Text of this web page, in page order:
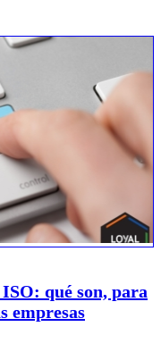
qué son, para
empresas